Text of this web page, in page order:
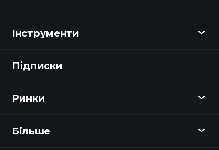
Інструменти
Огляд
Новини
Підписки
Ринки
Огляд
Більше